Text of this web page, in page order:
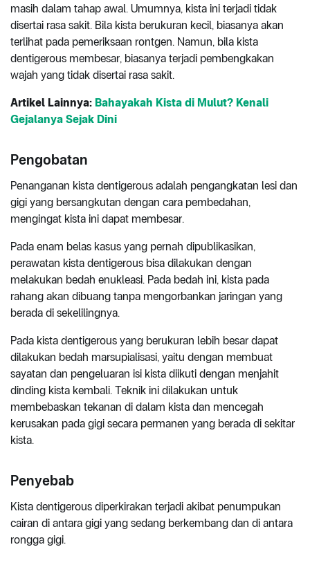
masih dalam tahap awal. Umumnya, kista ini terjadi tidak
disertai rasa sakit. Bila kista berukuran kecil, biasanya akan
terlihat pada pemeriksaan rontgen. Namun, bila kista
dentigerous membesar, biasanya terjadi pembengkakan
wajah yang tidak disertai rasa sakit.
Artikel Lainnya: Bahayakah Kista di Mulut? Kenali
Gejalanya Sejak Dini
Pengobatan
Penanganan kista dentigerous adalah pengangkatan lesi dan
gigi yang bersangkutan dengan cara pembedahan,
mengingat kista ini dapat membesar.
Pada enam belas kasus yang pernah dipublikasikan,
perawatan kista dentigerous bisa dilakukan dengan
melakukan bedah enukleasi. Pada bedah ini, kista pada
rahang akan dibuang tanpa mengorbankan jaringan yang
berada di sekelilingnya.
Pada kista dentigerous yang berukuran lebih besar dapat
dilakukan bedah marsupialisasi, yaitu dengan membuat
sayatan dan pengeluaran isi kista diikuti dengan menjahit
dinding kista kembali. Teknik ini dilakukan untuk
membebaskan tekanan di dalam kista dan mencegah
kerusakan pada gigi secara permanen yang berada di sekitar
kista.
Penyebab
Kista dentigerous diperkirakan terjadi akibat penumpukan
cairan di antara gigi yang sedang berkembang dan di antara
rongga gigi.